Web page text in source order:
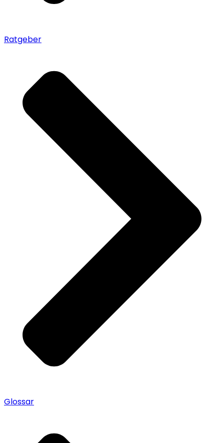
Ratgeber
Glossar